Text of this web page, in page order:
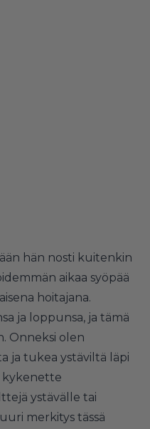
hän nosti kuitenkin
aikaa syöpää
hoitajana.
ja loppunsa, ja tämä
Onneksi olen
ja tukea ystäviltä läpi
kykenette
ystävälle tai
merkitys tässä